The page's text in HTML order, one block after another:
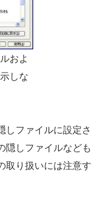
およ
しな
しファイルに設定さ
隠しファイルなども
取り扱いには注意す